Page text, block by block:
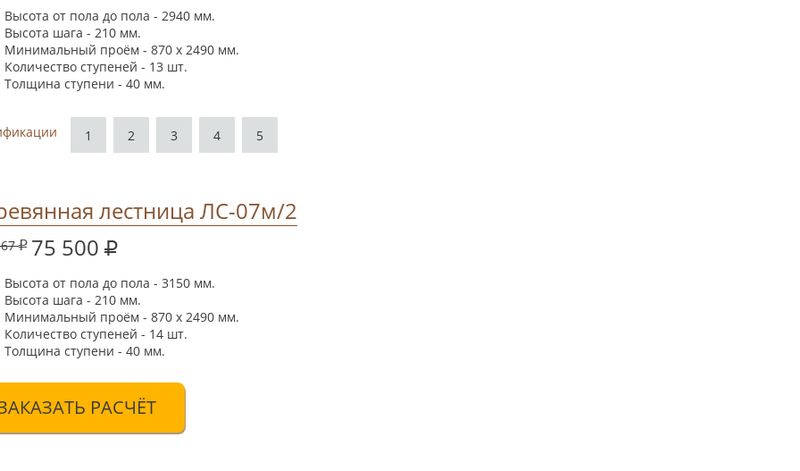
Высота от пола до пола - 2940 мм.
Высота шага - 210 мм.
Минимальный проём - 870 х 2490 мм.
Количество ступеней - 13 шт.
Толщина ступени - 40 мм.
1 2 3 4 5
лестница ЛС-07м/2
75 500
Высота от пола до пола - 3150 мм.
Высота шага - 210 мм.
Минимальный проём - 870 х 2490 мм.
Количество ступеней - 14 шт.
Толщина ступени - 40 мм.
РАСЧЁТ